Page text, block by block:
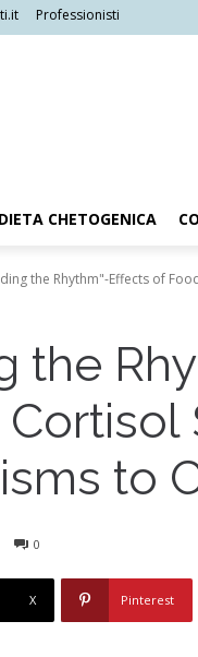
Professionisti
DIETA CHETOGENICA
the Rhythm"-Effects of
the
to
0
X Pinterest